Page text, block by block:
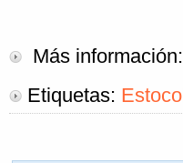
Más información:
Etiquetas: